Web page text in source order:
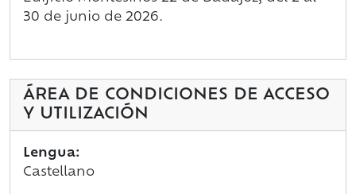
30 de junio de 2026.
ÁREA DE CONDICIONES DE ACCESO
Y UTILIZACIÓN
Lengua:
Castellano